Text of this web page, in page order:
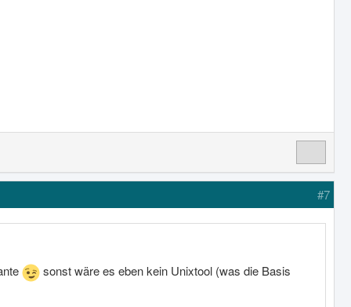
#7
sonst wäre es eben kein Unixtool (was die Basis